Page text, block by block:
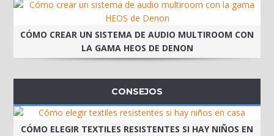
CÓMO CREAR UN SISTEMA DE AUDIO MULTIROOM CON
LA GAMA HEOS DE DENON
CONSEJOS
CÓMO ELEGIR TEXTILES RESISTENTES SI HAY NIÑOS EN